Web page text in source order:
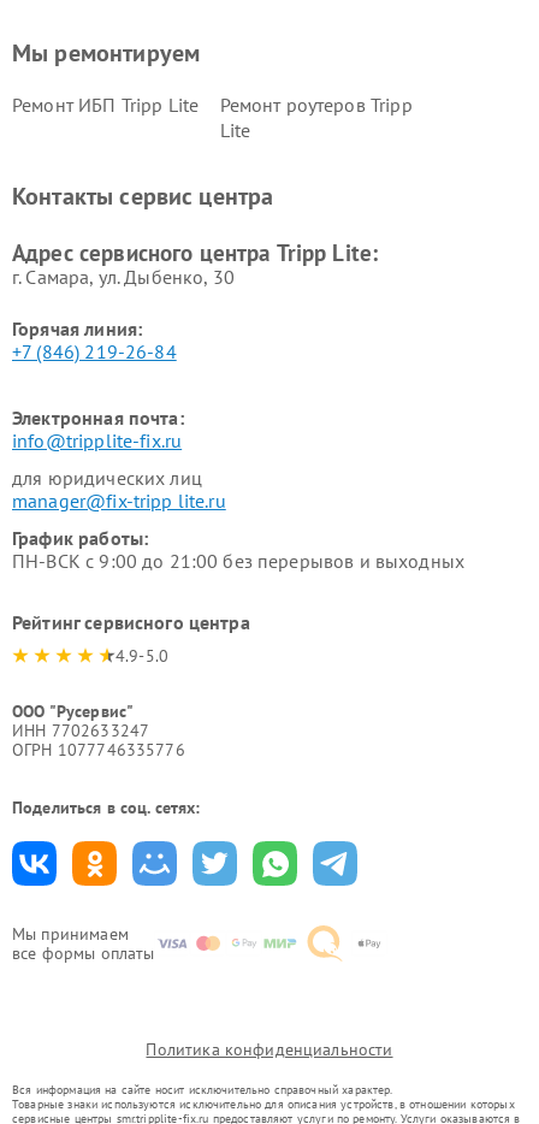
Мы принимаем
все формы оплаты
Мы ремонтируем
Ремонт ИБП Tripp Lite
Ремонт роутеров Tripp
Lite
Контакты сервис центра
Адрес сервисного центра Tripp Lite:
г. Самара, ул. Дыбенко, 30
Горячая линия:
+7 (846) 219-26-84
Электронная почта:
info@tripplite-fix.ru
для юридических лиц
manager@fix-tripp lite.ru
График работы:
ПН-ВСК с 9:00 до 21:00 без перерывов и выходных
Рейтинг сервисного центра
4.9-5.0
ООО "Русервис"
ИНН 7702633247
ОГРН 1077746335776
Поделиться в соц. сетях:
Политика конфиденциальности
Вся информация на сайте носит исключительно справочный характер.
Товарные знаки используются исключительно для описания устройств, в отношении которых
сервисные центры smr.tripplite-fix.ru предоставляют услуги по ремонту. Услуги оказываются в